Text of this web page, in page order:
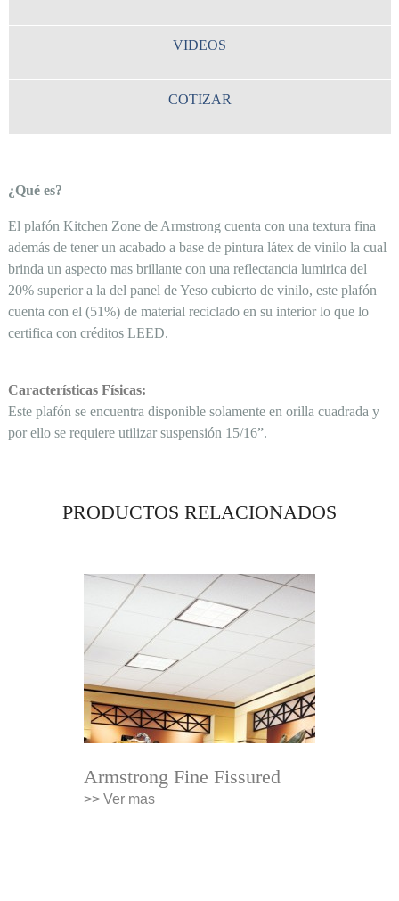
VIDEOS
COTIZAR
¿Qué es?
El plafón Kitchen Zone de Armstrong cuenta con una textura fina
además de tener un acabado a base de pintura látex de vinilo la cual
brinda un aspecto mas brillante con una reflectancia lumirica del
20% superior a la del panel de Yeso cubierto de vinilo, este plafón
cuenta con el (51%) de material reciclado en su interior lo que lo
certifica con créditos LEED.
Características Físicas:
Este plafón se encuentra disponible solamente en orilla cuadrada y
por ello se requiere utilizar suspensión 15/16”.
PRODUCTOS RELACIONADOS
Armstrong Fine Fissured
>> Ver mas